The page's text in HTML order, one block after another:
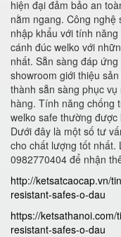
hiện đại đảm bảo an
nằm ngang. Công nghệ
nhập khẩu với tính
cánh đúc welko với
nhất. Sẵn sàng đáp
showroom giới thiệu
thành sẵn sàng phục
hàng. Tính năng chống
welko safe thường
Dưới đây là một số tư
cho chất lượng tốt nhất.
0982770404 để nhận
http://ketsatcaocap.vn/
resistant-safes-o-dau
https://
resistant-safes-o-dau